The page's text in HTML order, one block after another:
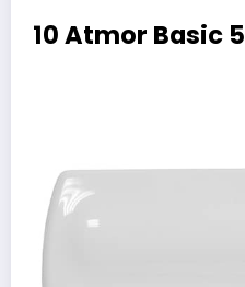
10 Atmor Basic 5